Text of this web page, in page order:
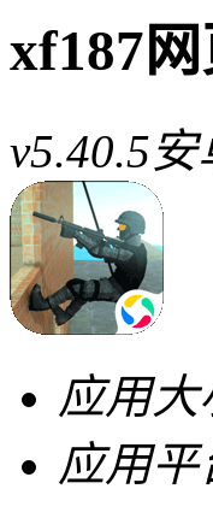
xf187
v5.40.5安
应用大
应用平